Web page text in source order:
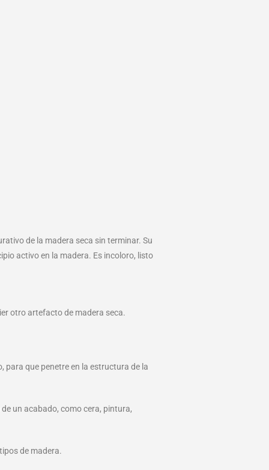
de la madera seca sin terminar. Su
activo en la madera. Es incoloro, listo
otro artefacto de madera seca.
para que penetre en la estructura de la
un acabado, como cera, pintura,
de madera.